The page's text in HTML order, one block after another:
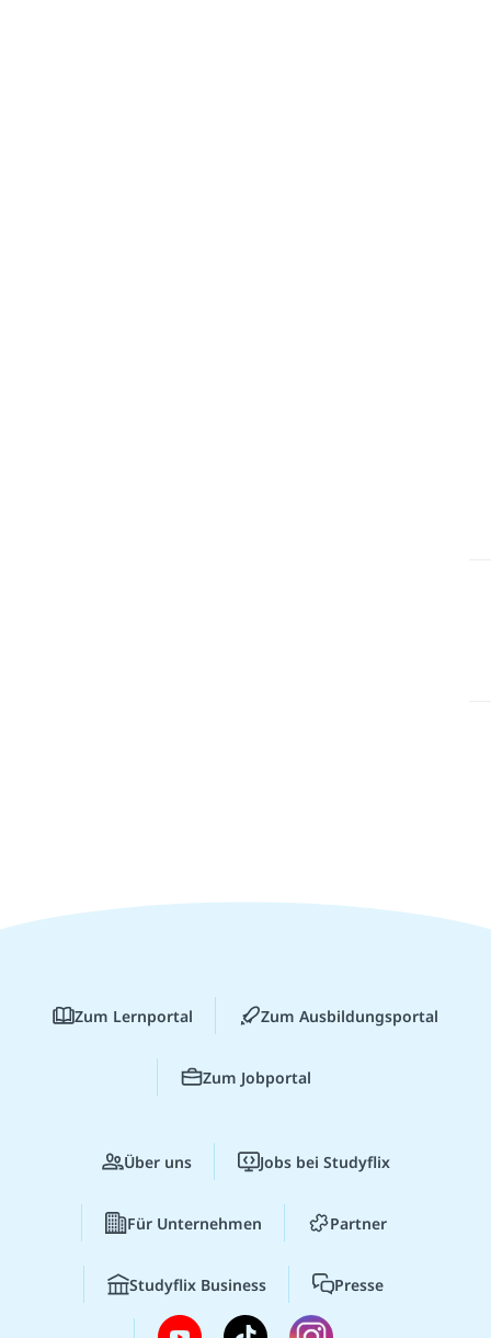
Zum Lernportal Zum Ausbildungsportal
Zum Jobportal
Über uns Jobs bei Studyflix
Für Unternehmen Partner
Studyflix Business Presse